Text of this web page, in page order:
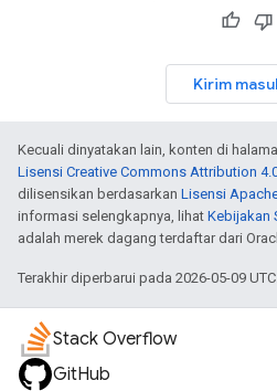
Kirim
Kecuali dinyatakan lain, konten di
Lisensi Creative Commons Attribution
dilisensikan berdasarkan Lisensi
informasi selengkapnya, lihat Kebijakan
adalah merek dagang terdaftar dari
Terakhir diperbarui pada 2026-05-09
Stack Overflow
GitHub